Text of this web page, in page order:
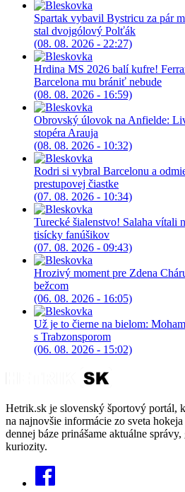
Spartak vybavil Bystricu za pár
stal dvojgólový Polťák
(08. 08. 2026 - 22:27)
Hrdina MS 2026 balí kufre!
Barcelona mu brániť nebude
(08. 08. 2026 - 16:59)
Obrovský úlovok na Anfielde:
stopéra Arauja
(08. 08. 2026 - 10:32)
Rodri si vybral Barcelonu a
prestupovej čiastke
(07. 08. 2026 - 10:34)
Turecké šialenstvo! Salaha vítali
tisícky fanúšikov
(07. 08. 2026 - 09:43)
Hrozivý moment pre Zdena
bežcom
(06. 08. 2026 - 16:05)
Už je to čierne na bielom:
s Trabzonsporom
(06. 08. 2026 - 15:02)
Hetrik.sk je slovenský športový portál,
na najnovšie informácie zo sveta
dennej báze prinášame aktuálne
kuriozity.